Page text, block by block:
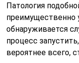
Патология
преимущественно
обнаруживается
процесс
вероятнее всего,